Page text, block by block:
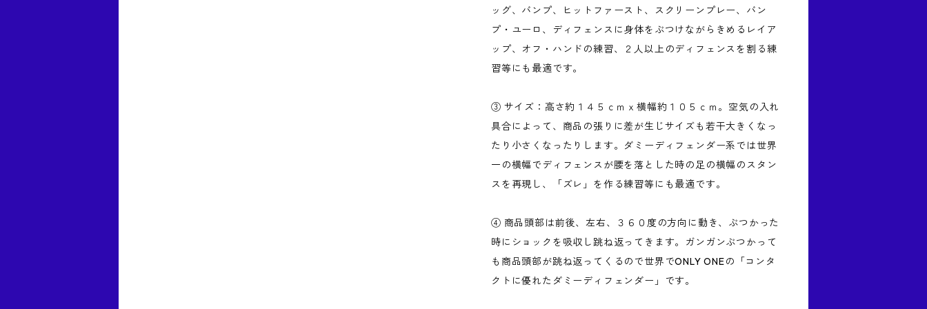
ッグ、バンプ、ヒットファースト、スクリーンプレー、バン
プ・ユーロ、ディフェンスに身体をぶつけながらきめるレイア
ップ、オフ・ハンドの練習、２人以上のディフェンスを割る練
習等にも最適です。
③ サイズ：高さ約１４５ｃｍｘ横幅約１０５ｃｍ。空気の入れ
具合によって、商品の張りに差が生じサイズも若干大きくなっ
たり小さくなったりします。ダミーディフェンダー系では世界
一の横幅でディフェンスが腰を落とした時の足の横幅のスタン
スを再現し、「ズレ」を作る練習等にも最適です。
④ 商品頭部は前後、左右、３６０度の方向に動き、ぶつかった
時にショックを吸収し跳ね返ってきます。ガンガンぶつかって
も商品頭部が跳ね返ってくるので世界でONLY ONEの「コンタ
クトに優れたダミーディフェンダー」です。